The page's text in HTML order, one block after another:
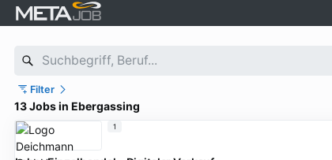
Filter
13 Jobs in Ebergassing
1